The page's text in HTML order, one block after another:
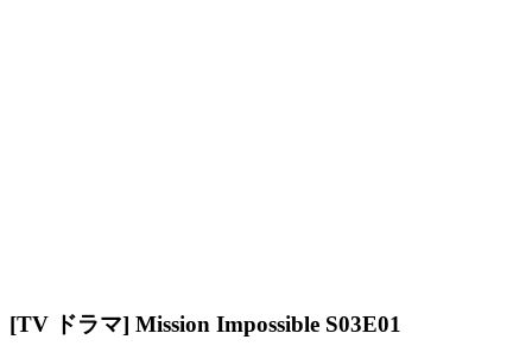
[TV ドラマ] Mission Impossible S03E01